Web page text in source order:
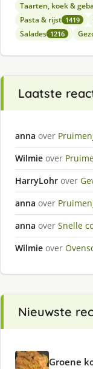
Taarten, koek &
Pasta & rijst 1419
Salades 1216
Laatste
anna over
Wilmie over
HarryLohr over
anna over
anna over Snelle
Wilmie over
Nieuwste
Groene